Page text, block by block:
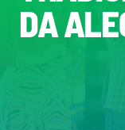
O Que Penso
DA